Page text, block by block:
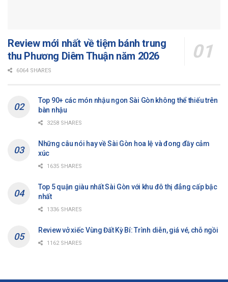
Review mới nhất về tiệm bánh trung
thu Phương Diêm Thuận năm 2026
6064 SHARES
Top 90+ các món nhậu ngon Sài Gòn không thể thiếu trên
bàn nhậu
3258 SHARES
Những câu nói hay về Sài Gòn hoa lệ và đong đầy cảm
xúc
1635 SHARES
Top 5 quận giàu nhất Sài Gòn với khu đô thị đẳng cấp bậc
nhất
1336 SHARES
Review vở xiếc Vùng Đất Kỳ Bí: Trình diễn, giá vé, chỗ ngồi
1162 SHARES